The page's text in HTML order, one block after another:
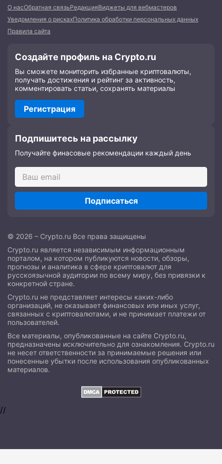
О насОбратная связьРедакцияВиджеты для вебмастеров
Уведомления о рискахПолитика обработки персональных данных
Правила сайта
Создайте профиль на Crypto.ru
Вы сможете мониторить избранные криптовалюты,
получать достижения и рейтинг за активность,
комментировать статьи, сохранять материалы
Регистрация
Подпишитесь на рассылку
Получайте финасовые рекомендации каждый день
Подписаться
© 2026 – Crypto.ru Все права защищены
Crypto.ru является независимым информационным
порталом, на котором публикуются новости, обзоры,
прогнозы и аналитика в сфере криптовалют для
русскоязычной аудитории по всему миру, без привязки к
конкретной стране.
Crypto.ru не представляет интересы каких-либо
организаций, не оказывает финансовых или иных услуг,
связанных с криптовалютами, и не принимает платежи от
пользователей.
Все материалы, опубликованные на сайте Crypto.ru,
предназначены исключительно для ознакомления. Crypto.ru
не несет ответственности за принимаемые решения или
понесенные убытки после использования опубликованных
материалов.
//